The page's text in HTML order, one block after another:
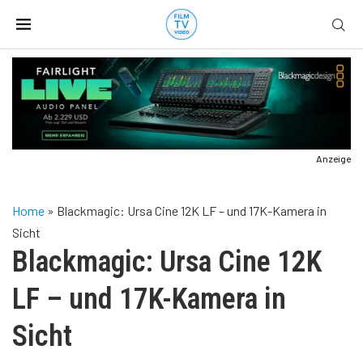
Anzeige
Home » Blackmagic: Ursa Cine 12K LF – und 17K-Kamera in
Sicht
Blackmagic: Ursa Cine 12K
LF – und 17K-Kamera in
Sicht